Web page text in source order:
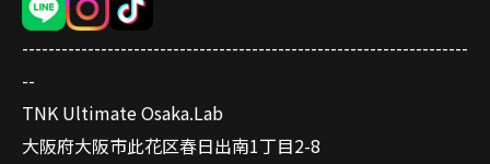
--------------------------------------------------------------------
--
TNK Ultimate Osaka.Lab
大阪府大阪市此花区春日出南1丁目2-8